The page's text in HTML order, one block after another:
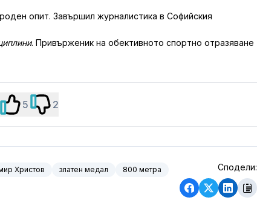
опит. Завършил журналистика в Софийския
. Привърженик на обективното спортно отразяване
5 2
Христов златен медал 800 метра Сподели: